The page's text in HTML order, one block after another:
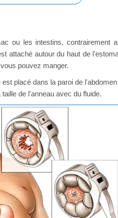
ou les intestins, contrairement
attaché autour du haut de
pouvez manger.
placé dans la paroi de
de l'anneau avec du fluide.